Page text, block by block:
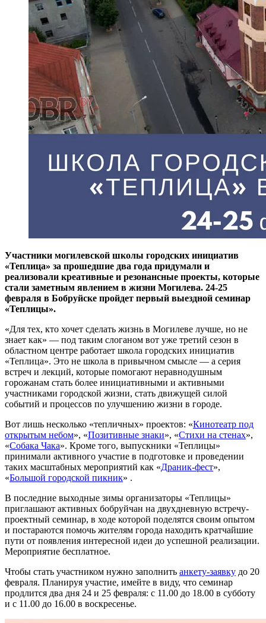
Участники могилевской школы городских инициатив
«Теплица» за прошедшие два года придумали и
реализовали креативные и резонансные проекты, которые
стали заметным явлением в жизни Могилева. 24-25
февраля в Бобруйске пройдет первый выездной семинар
«Теплицы».
«Для тех, кто хочет сделать жизнь в Могилеве лучше, но не
знает как» — под таким слоганом вот уже третий сезон в
областном центре работает школа городских инициатив
«Теплица». Это не школа в привычном смысле — а серия
встреч и лекций, которые помогают неравнодушным
горожанам стать более инициативными и активными
участниками городской жизни, стать движущей силой
событий и процессов по улучшению жизни в городе.
Вот лишь несколько «тепличных» проектов: «Кинотеатр под
открытым небом», «Позитивные знаки», «Стихи на стенах»,
«Собака Чака». Кроме того, выпускники «Теплицы»
принимали активного участие в подготовке и проведении
таких масштабных мероприятий как «Драник-фест»,
«Большой городской пикник» .
В последние выходные зимы организаторы «Теплицы»
приглашают активных бобруйчан на двухдневную встречу-
проектный семинар, в ходе которой поделятся своим опытом
и постараются помочь жителям города находить кратчайшие
пути от появления интересной идеи до успешной реализации.
Мероприятие бесплатное.
Чтобы стать участником нужно заполнить анкету-заявку до 20
февраля. Планируя участие, имейте в виду, что семинар
продлится два дня 24 и 25 февраля: с 11.00 до 18.00 в субботу
и с 11.00 до 16.00 в воскресенье.